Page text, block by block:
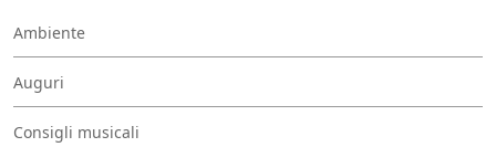
Ambiente
Auguri
Consigli musicali